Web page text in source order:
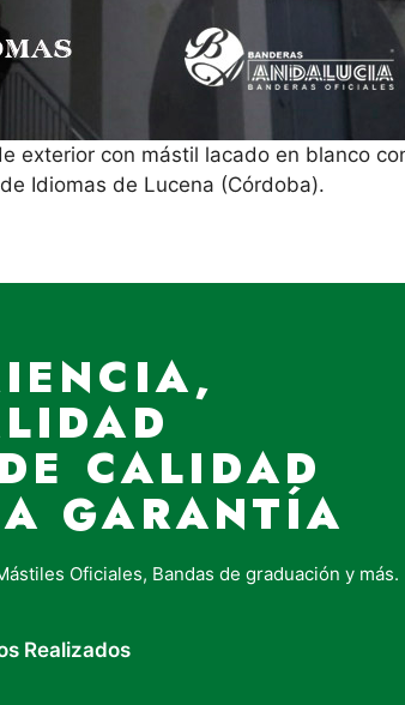
exterior con mástil lacado en blanco
Idiomas de Lucena (Córdoba).
CALIDAD
GARANTÍA
Oficiales, Bandas de graduación y más.
Realizados